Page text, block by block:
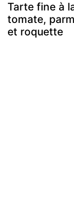
Tarte fine à
tomate,
et roquette